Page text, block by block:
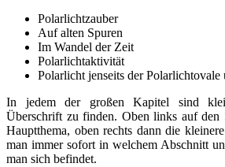
Polarlichtzauber
Auf alten Spuren
Im Wandel der Zeit
Polarlichtaktivität
Polarlicht jenseits der
In jedem der großen Kapitel sind
Überschrift zu finden. Oben links auf den
Hauptthema, oben rechts dann die
man immer sofort in welchem Abschnitt
man sich befindet.